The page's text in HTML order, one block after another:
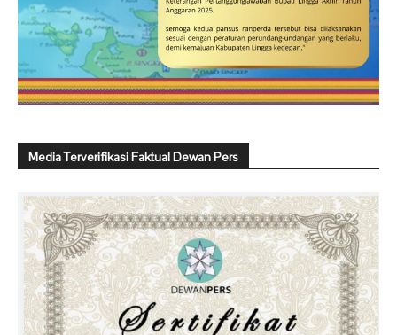
Media Terverifikasi Faktual Dewan Pers